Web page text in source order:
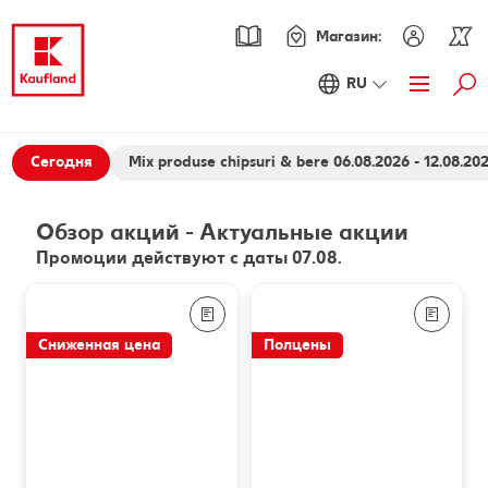
Магазин:
Обзор акций
Каталог
Kaufland Card XTRA
Энциклопедия продуктов питания
RU
Сегодня Mix produse chipsuri & bere 06.08.2026 -
Обзор акций - Актуальные акции
Промоции действуют с даты 07.08.
Сниженная цена Полцены